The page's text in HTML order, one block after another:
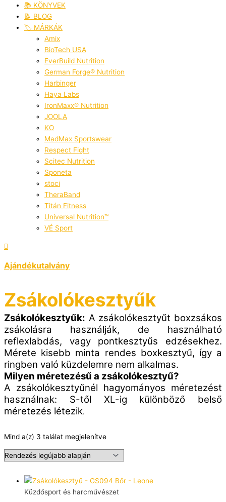
📚 KÖNYVEK
📝 BLOG
🏷️ MÁRKÁK
Amix
BioTech USA
EverBuild Nutrition
German Forge® Nutrition
Harbinger
Haya Labs
IronMaxx® Nutrition
JOOLA
KO
MadMax Sportswear
Respect Fight
Scitec Nutrition
Sponeta
stoci
TheraBand
Titán Fitness
Universal Nutrition™
VÉ Sport
Ajándékutalvány
Zsákolókesztyűk
Zsákolókesztyűk: A zsákolókesztyűt boxzsákos
zsákolásra használják, de használható
reflexlabdás, vagy pontkesztyűs edzésekhez.
Mérete kisebb minta rendes boxkesztyű, így a
ringben való küzdelemre nem alkalmas.
Milyen méretezésű a zsákolókesztyű?
A zsákolókesztyűnél hagyományos méretezést
használnak: S-től XL-ig különböző belső
méretezés létezik.
Mind a(z) 3 találat megjelenítve
Küzdősport és harcművészet